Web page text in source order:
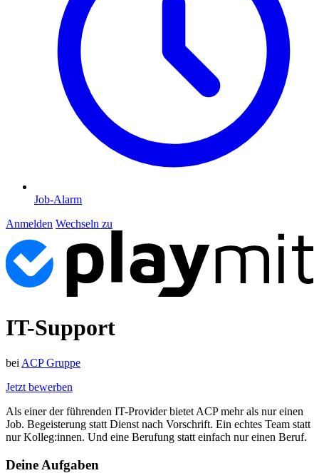
Job-Alarm
Anmelden Wechseln zu
IT-Support
bei ACP Gruppe
Jetzt bewerben
Als einer der führenden IT-Provider bietet ACP mehr als nur einen
Job. Begeisterung statt Dienst nach Vorschrift. Ein echtes Team statt
nur Kolleg:innen. Und eine Berufung statt einfach nur einen Beruf.
Deine Aufgaben